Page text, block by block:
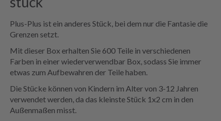
Plus-Plus ist ein anderes Stück, bei dem nur die Fantasie die
Grenzen setzt.
Mit dieser Box erhalten Sie 600 Teile in verschiedenen
Farben in einer wiederverwendbar Box, sodass Sie immer
etwas zum Aufbewahren der Teile haben.
Die Stücke können von Kindern im Alter von 3-12 Jahren
verwendet werden, da das kleinste Stück 1x2 cm in den
Außenmaßen misst.